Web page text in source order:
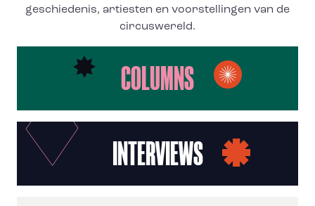
geschiedenis, artiesten en voorstellingen van de
circuswereld.
COLUMNS
INTERVIEWS